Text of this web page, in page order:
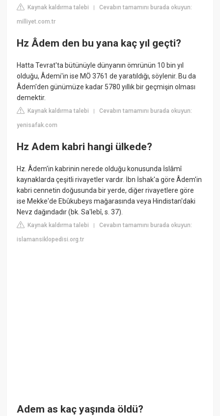
Kaynak kaldırma talebi |Cevabın tamamını burada okuyun:
milliyet.com.tr
Hz Âdem den bu yana kaç yıl geçti?
Hatta Tevrat'ta bütünüyle dünyanın ömrünün 10 bin yıl
olduğu, Âdemi'in ise MÖ 3761 de yaratıldığı, söylenir. Bu da
Âdem'den günümüze kadar 5780 yıllık bir geçmişin olması
demektir.
Kaynak kaldırma talebi |Cevabın tamamını burada okuyun:
yenisafak.com
Hz Adem kabri hangi ülkede?
Hz. Âdem'in kabrinin nerede olduğu konusunda İslâmî
kaynaklarda çeşitli rivayetler vardır. İbn İshak'a göre Âdem'in
kabri cennetin doğusunda bir yerde, diğer rivayetlere göre
ise Mekke'de Ebûkubeys mağarasında veya Hindistan'daki
Nevz dağındadır (bk. Sa'lebî, s. 37).
Kaynak kaldırma talebi |Cevabın tamamını burada okuyun:
islamansiklopedisi.org.tr
Adem as kaç yaşında öldü?